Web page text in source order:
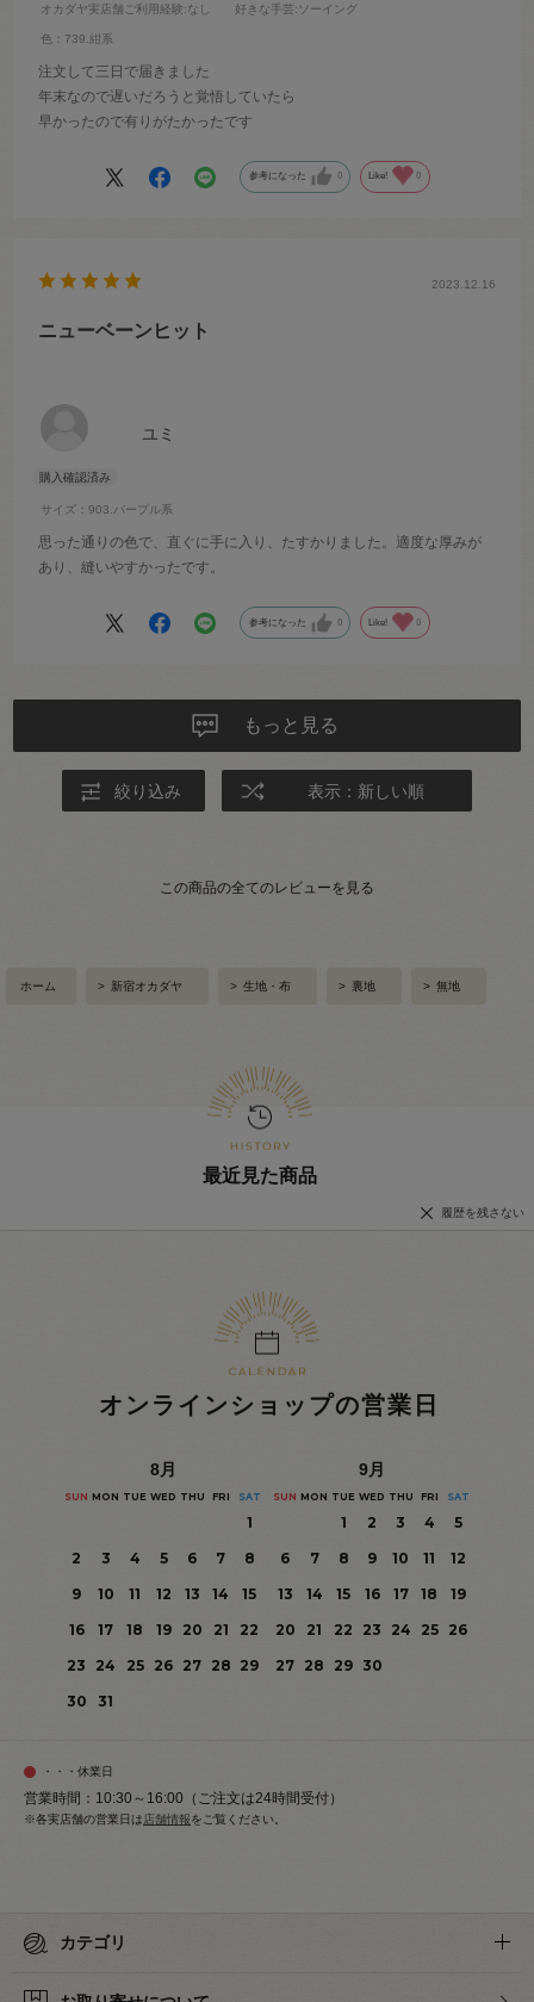
オカダヤ実店舗ご利用経験:なし 好きな手芸:ソーイング
色：739.紺系
注文して三日で届きました
年末なので遅いだろうと覚悟していたら
早かったので有りがたかったです
参考になった 0 Like! 0
ユミ
サイズ：903.パープル系
2023.12.16
ニューベーンヒット
思った通りの色で、直ぐに手に入り、たすかりました。適度な厚みが
あり、縫いやすかったです。
参考になった 0 Like! 0
もっと見る
絞り込み 表示：新しい順
この商品の全てのレビューを見る
ホーム > 新宿オカダヤ > 生地・布 > 裏地 > 無地
最近見た商品
履歴を残さない
オンラインショップの営業日
8月
SUN MON TUE WED THU FRI SAT
1
2
3 4 5 6 7
8
9
10 11 12 13 14
15
16
17 18 19 20 21
22
23
24 25 26 27 28 29
30
31
9月
SUN MON TUE WED THU FRI SAT
1 2 3 4
5
6
7 8 9 10 11
12
13
14 15 16 17 18
19
20
21 22 23 24 25
26
27 28 29 30
・・・休業日
営業時間：10:30～16:00（ご注文は24時間受付）
※各実店舗の営業日は 店舗情報をご覧ください。
カテゴリ